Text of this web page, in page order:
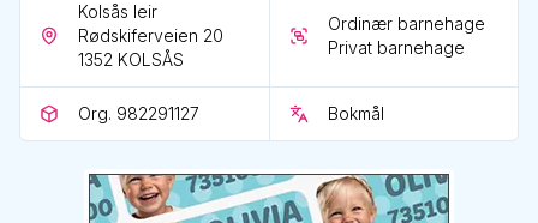
Kolsås leir
Rødskiferveien 20
1352 KOLSÅS
Ordinær barnehage
Privat barnehage
Org. 982291127 Bokmål